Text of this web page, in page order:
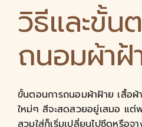
วิธีและขั้น
ถนอมผ้าฝ้
ขั้นตอนการถนอมผ้าฝ้าย เสื้อผ้
ใหม่ๆ สีจะสดสวยอยู่เสมอ แต่
สวมใส่ก็เริ่มเปลี่ยนไปซีดหรือจ